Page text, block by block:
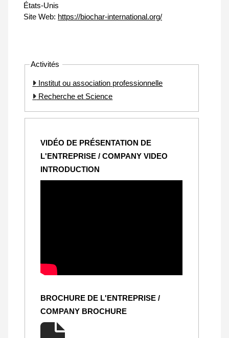
États-Unis
Site Web: https://biochar-international.org/
Activités
Institut ou association professionnelle
Recherche et Science
VIDÉO DE PRÉSENTATION DE
L'ENTREPRISE / COMPANY VIDEO
INTRODUCTION
BROCHURE DE L'ENTREPRISE /
COMPANY BROCHURE